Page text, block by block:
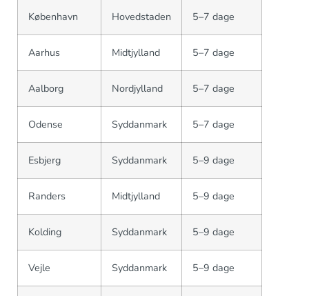
København Hovedstaden 5–7 dage
Aarhus Midtjylland 5–7 dage
Aalborg Nordjylland 5–7 dage
Odense Syddanmark 5–7 dage
Esbjerg Syddanmark 5–9 dage
Randers Midtjylland 5–9 dage
Kolding Syddanmark 5–9 dage
Vejle Syddanmark 5–9 dage